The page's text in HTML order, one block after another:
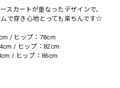
スカートが重なったデザインで、
で穿き心地とっても楽ちんです☆
/ ヒップ：78cm
/ ヒップ：82cm
/ ヒップ：86cm